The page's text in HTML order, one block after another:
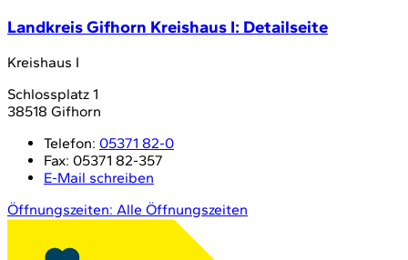
Landkreis Gifhorn Kreishaus I: Detailseite
Kreishaus I
Schlossplatz 1
38518 Gifhorn
Telefon: 05371 82-0
Fax: 05371 82-357
E-Mail schreiben
Öffnungszeiten: Alle Öffnungszeiten